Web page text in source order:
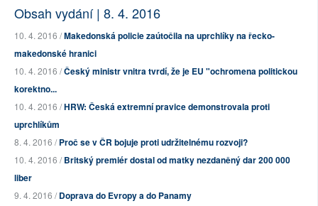
Obsah vydání | 8. 4. 2016
10. 4. 2016 /Makedonská policie zaútočila na uprchlíky na řecko-
makedonské hranici
10. 4. 2016 /Český ministr vnitra tvrdí, že je EU "ochromena politickou
korektno...
10. 4. 2016 /HRW: Česká extremní pravice demonstrovala proti
uprchlíkům
8. 4. 2016 /Proč se v ČR bojuje proti udržitelnému rozvoji?
10. 4. 2016 /Britský premiér dostal od matky nezdaněný dar 200 000
liber
9. 4. 2016 /Doprava do Evropy a do Panamy